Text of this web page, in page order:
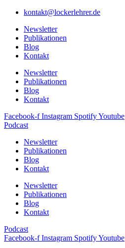
kontakt@lockerlehrer.de
Newsletter
Publikationen
Blog
Kontakt
Newsletter
Publikationen
Blog
Kontakt
Facebook-f Instagram SpotifyYoutube
Podcast
Newsletter
Publikationen
Blog
Kontakt
Newsletter
Publikationen
Blog
Kontakt
Podcast
Facebook-f Instagram SpotifyYoutube